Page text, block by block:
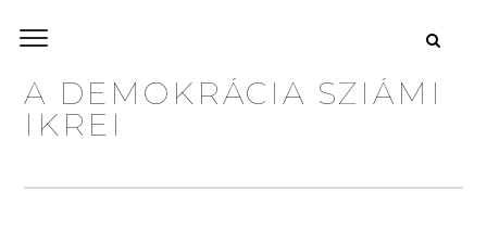
A DEMOKRÁCIA SZIÁMI
IKREI